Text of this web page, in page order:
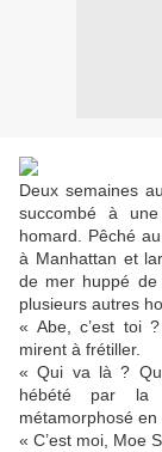
Deux semaines
succombé à
homard. Pêché
à Manhattan et
de mer huppé de
plusieurs autres
« Abe, c’est toi
mirent à frétiller.
« Qui va là ?
hébété par la
métamorphosé en
« C’est moi, Moe